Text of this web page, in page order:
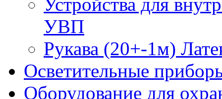
УВП
Рукава (20+-1м)
Осветительные
Оборудование для